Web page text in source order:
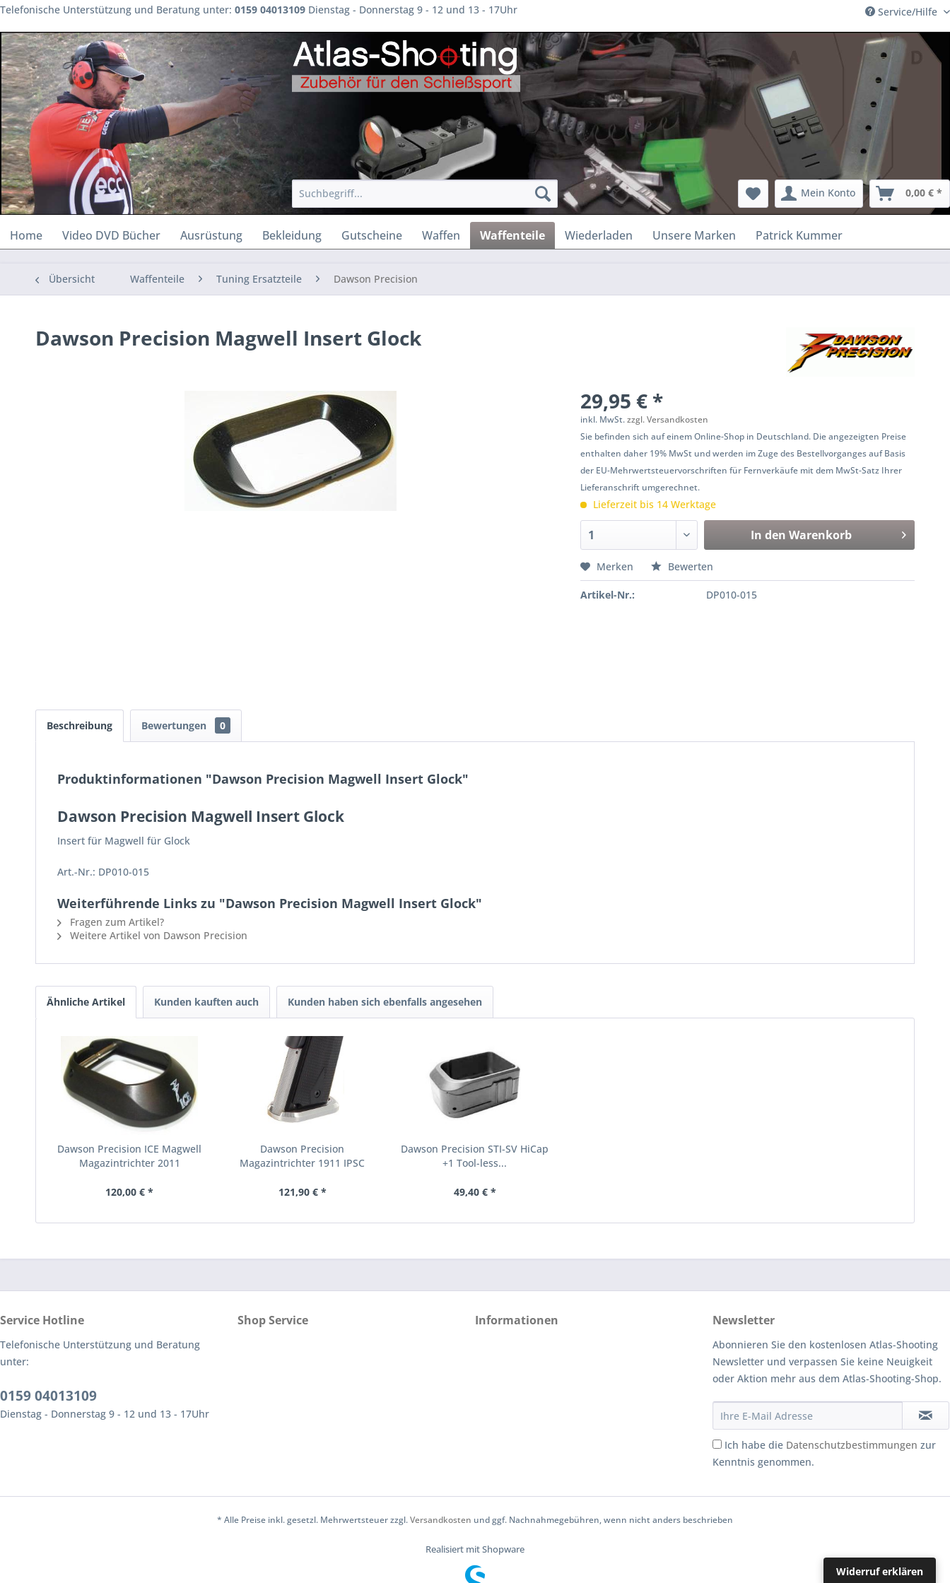
Telefonische Unterstützung und Beratung unter: 0159 04013109 Dienstag - Donnerstag 9 - 12 und 13 - 17Uhr Service/Hilfe
Mein Konto 0,00 € *
Home Video DVD Bücher Ausrüstung Bekleidung Gutscheine Waffen Waffenteile Wiederladen Unsere Marken Patrick Kummer
Übersicht Waffenteile Tuning Ersatzteile Dawson Precision
Dawson Precision Magwell Insert Glock
29,95 € *
inkl. MwSt.zzgl. Versandkosten
Sie befinden sich auf einem Online-Shop in Deutschland. Die angezeigten Preise
enthalten daher 19% MwSt und werden im Zuge des Bestellvorganges auf Basis
der EU-Mehrwertsteuervorschriften für Fernverkäufe mit dem MwSt-Satz Ihrer
Lieferanschrift umgerechnet.
Lieferzeit bis 14 Werktage
In den Warenkorb
Merken Bewerten
Artikel-Nr.: DP010-015
Beschreibung Bewertungen 0
Produktinformationen "Dawson Precision Magwell Insert Glock"
Dawson Precision Magwell Insert Glock
Insert für Magwell für Glock
Art.-Nr.: DP010-015
Weiterführende Links zu "Dawson Precision Magwell Insert Glock"
Fragen zum Artikel?
Weitere Artikel von Dawson Precision
Ähnliche Artikel Kunden kauften auch Kunden haben sich ebenfalls angesehen
Dawson Precision ICE Magwell
Magazintrichter 2011
120,00 € *
Dawson Precision
Magazintrichter 1911 IPSC
121,90 € *
Dawson Precision STI-SV HiCap
+1 Tool-less...
49,40 € *
Service Hotline
Telefonische Unterstützung und Beratung
unter:
0159 04013109
Dienstag - Donnerstag 9 - 12 und 13 - 17Uhr
Shop Service Informationen Newsletter
Abonnieren Sie den kostenlosen Atlas-Shooting
Newsletter und verpassen Sie keine Neuigkeit
oder Aktion mehr aus dem Atlas-Shooting-Shop.
Ich habe die Datenschutzbestimmungen zur
Kenntnis genommen.
* Alle Preise inkl. gesetzl. Mehrwertsteuer zzgl.Versandkosten und ggf. Nachnahmegebühren, wenn nicht anders beschrieben
Realisiert mit Shopware
Widerruf erklären